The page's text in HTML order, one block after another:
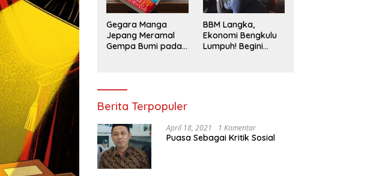
Gegara Manga
Jepang Meramal
Gempa Bumi pada
BBM Langka,
Ekonomi Bengkulu
Lumpuh! Begini
Berita Terpopuler
April 18, 2021 1 Komentar
Puasa Sebagai Kritik Sosial